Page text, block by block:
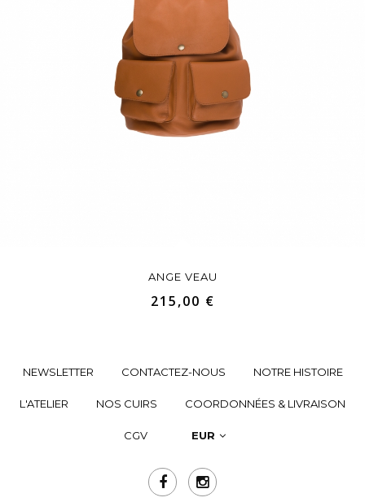
ANGE VEAU
215,00 €
NEWSLETTER CONTACTEZ-NOUS NOTRE HISTOIRE
L'ATELIER NOS CUIRS COORDONNÉES & LIVRAISON
CGV EUR